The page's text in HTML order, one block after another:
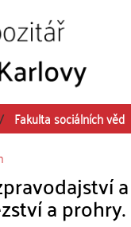
Fakulta sociálních věd
a prohry.